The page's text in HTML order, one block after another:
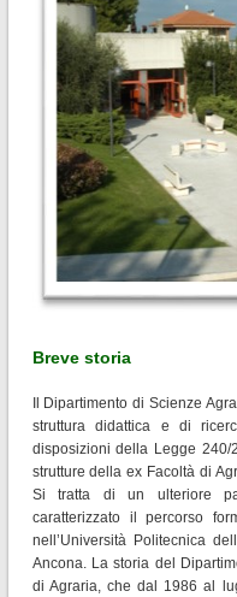
Breve storia
Il Dipartimento di Scienze
struttura didattica e di
disposizioni della Legge 240/
strutture della ex Facoltà di
Si tratta di un ulteriore
caratterizzato il percorso
nell’Università Politecnica
Ancona. La storia del
di Agraria, che dal 1986 al